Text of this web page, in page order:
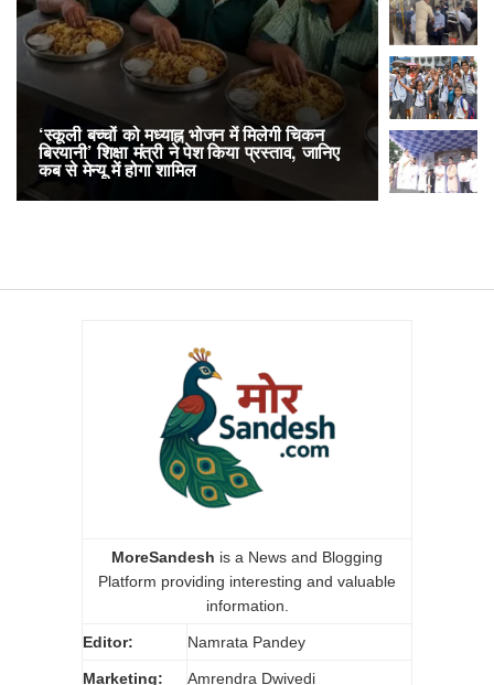
‘स्कूली बच्चों को मध्याह्न भोजन में मिलेगी चिकन
बिरयानी’ शिक्षा मंत्री ने पेश किया प्रस्ताव, जानिए
कब से मेन्यू में होगा शामिल
RailOne
लोकप्रिय,
अनारक्षित
MoreSandesh is a News and Blogging
Platform providing interesting and valuable
information.
Editor: Namrata Pandey
Marketing: Amrendra Dwivedi